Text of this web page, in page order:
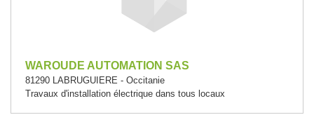
WAROUDE AUTOMATION SAS
81290 LABRUGUIERE - Occitanie
Travaux d'installation électrique dans tous locaux